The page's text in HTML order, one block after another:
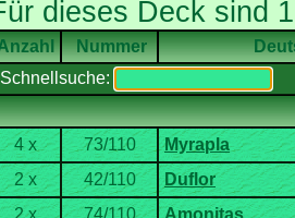
Nummer
Schnellsuche: